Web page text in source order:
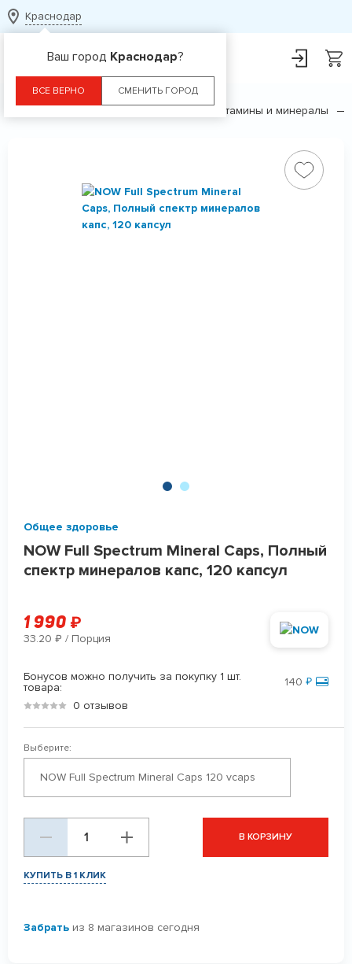
Краснодар
Ваш город Краснодар?
ВСЕ ВЕРНО СМЕНИТЬ ГОРОД
Витамины и минералы
Общее здоровье
NOW Full Spectrum Mineral Caps, Полный
спектр минералов капс, 120 капсул
1 990 ₽
33.20 ₽ / Порция
Бонусов можно получить за покупку 1 шт.
товара:
140₽
0 отзывов
Выберите:
NOW Full Spectrum Mineral Caps 120 vcaps
В КОРЗИНУ
КУПИТЬ В 1 КЛИК
Забрать из 8 магазинов сегодня